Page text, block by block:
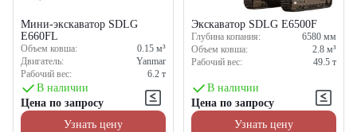
Мини-экскаватор SDLG
E660FL
Объем ковша: 0.15 м³
Двигатель:
Yanmar
Рабочий вес:
6.2 т
В наличии
Цена по запросу
Узнать цену
Экскаватор SDLG Е6500F
Глубина копания: 6580 мм
Объем ковша:
2.8 м³
Рабочий вес:
49.5 т
В наличии
Цена по запросу
Узнать цену